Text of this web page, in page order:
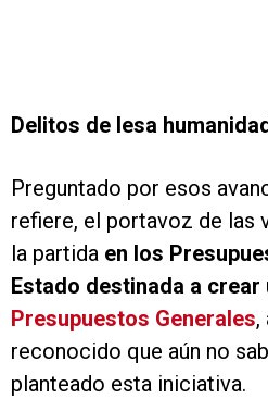
Delitos de lesa
Preguntado por esos
refiere, el portavoz de las
la partida en los
Estado destinada a crear
Presupuestos Generales,
reconocido que aún no
planteado esta iniciativa.